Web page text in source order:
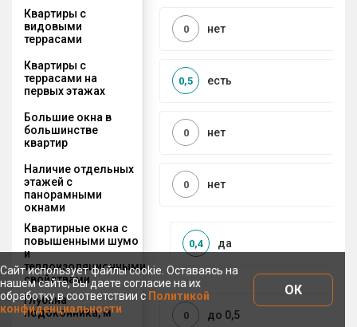
Квартиры с
видовыми
террасами
нет
0
Квартиры с
террасами на
первых этажах
есть
0,5
Большие окна в
большинстве
квартир
нет
0
Наличие отдельных
этажей с
панорамными
окнами
нет
0
Квартирные окна с
повышенными шумо
и
теплоизоляционными
свойствами
да
0,4
Глубина
подоконника, м
до 0,5
0
Сайт использует файлы cookie. Оставаясь на
нашем сайте, Вы даете согласие на их
обработку в соответствии с Политикой
конфиденциальности
ОК